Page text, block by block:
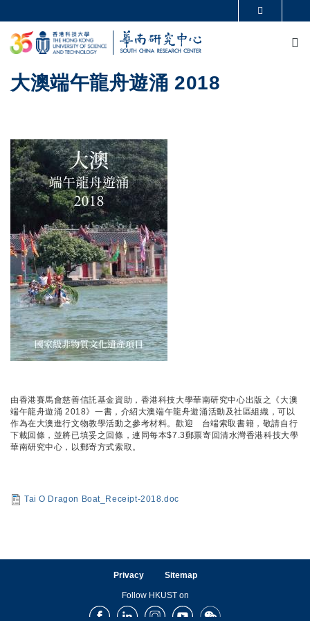
UNIVERSITY NEWS
ACADEMIC DEPARTMENTS A-Z
LIFE@HKUST
FACULTY PROFILES
ABOUT HKUST
大澳端午龍舟遊涌 2018
由香港賽馬會慈善信託基金資助，香港科技大學華南研究中心出版之《大澳
端午龍舟遊涌 2018》一書，介紹大澳端午龍舟遊涌活動及社區組織，可以
作為在大澳進行文物教學活動之參考材料。歡迎 台端索取書籍，敬請自行
下載回條，並將已填妥之回條，連同每本$7.3郵票寄回清水灣香港科技大學
華南研究中心，以郵寄方式索取。
Tai O Dragon Boat_Receipt-2018.doc
Privacy Sitemap
Follow HKUST on
FacebookLinkedInInstagramYoutubeWechat